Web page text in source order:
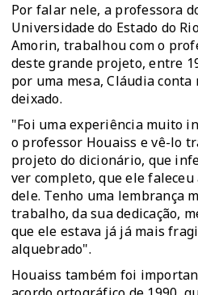
Por falar nele, a professora
Universidade do Estado do
Amorin, trabalhou com o
deste grande projeto, entre
por uma mesa, Cláudia
deixado.
"Foi uma experiência muito
o professor Houaiss e vê-lo
projeto do dicionário, que
ver completo, que ele
dele. Tenho uma lembrança
trabalho, da sua dedicação,
que ele estava já já mais
alquebrado".
Houaiss também foi